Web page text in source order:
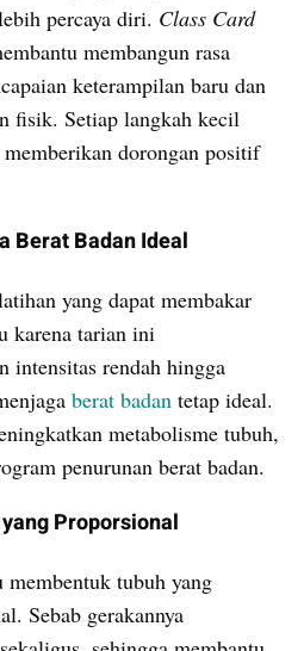
percaya diri.
Class Card
membangun rasa
keterampilan baru dan
fisik. Setiap langkah kecil
dorongan positif
Berat Badan Ideal
yang dapat membakar
karena tarian ini
intensitas rendah hingga
berat badan tetap ideal.
metabolisme tubuh,
penurunan berat badan.
Proporsional
tubuh yang
Sebab gerakannya